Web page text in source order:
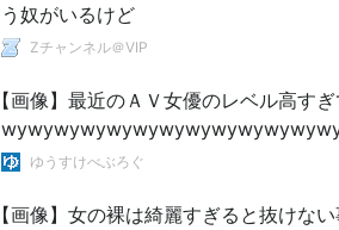
う奴がいるけど
Zチャンネル＠VIP
【画像】最近のＡＶ女優のレベル高す
ゆうすけべぶろぐ
【画像】女の裸は綺麗すぎると抜けな